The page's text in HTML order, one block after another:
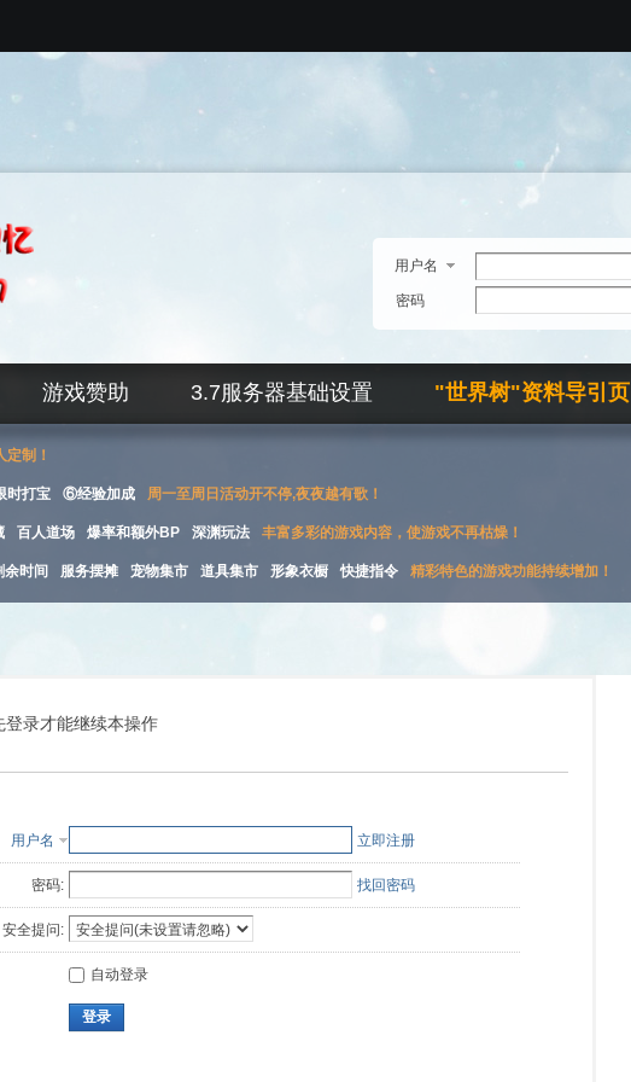
用户名
密码
游戏赞助 3.7服务器基础设置 "世界树"资料导引页
制！
时打宝 ⑥经验加成 周一至周日活动开不停,夜夜越有歌！
百人道场 爆率和额外BP 深渊玩法 丰富多彩的游戏内容，使游戏不再枯燥！
余时间 服务摆摊 宠物集市 道具集市 形象衣橱 快捷指令 精彩特色的游戏功能持续增加！
登录才能继续本操作
用户名 立即注册
密码: 找回密码
安全提问:
自动登录
登录